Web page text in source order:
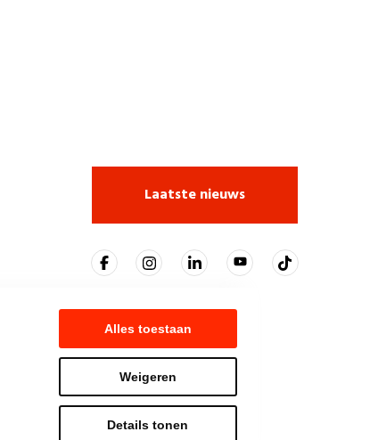
Alles toestaan
Weigeren
Details tonen
Laatste nieuws